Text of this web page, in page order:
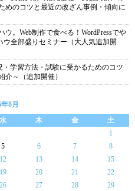
めのコツと最近の改ざん事例・傾向に
。Web制作で食べる！WordPressでや
ウ全部盛りセミナー（大人気追加開
学習方法・試験に受かるためのコツ
介～（追加開催）
8月
水 木 金
土
1
5 6 7
8
12 13 14
15
19 20 21
22
26 27 28
29